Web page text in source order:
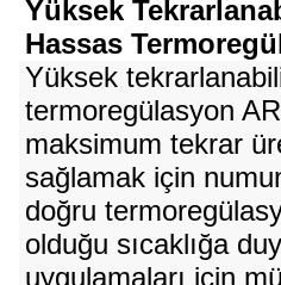
Yüksek
Hassas
Yüksek
termoregülasyon
maksimum tekrar
sağlamak için
doğru
olduğu sıcaklığa
uygulamaları için